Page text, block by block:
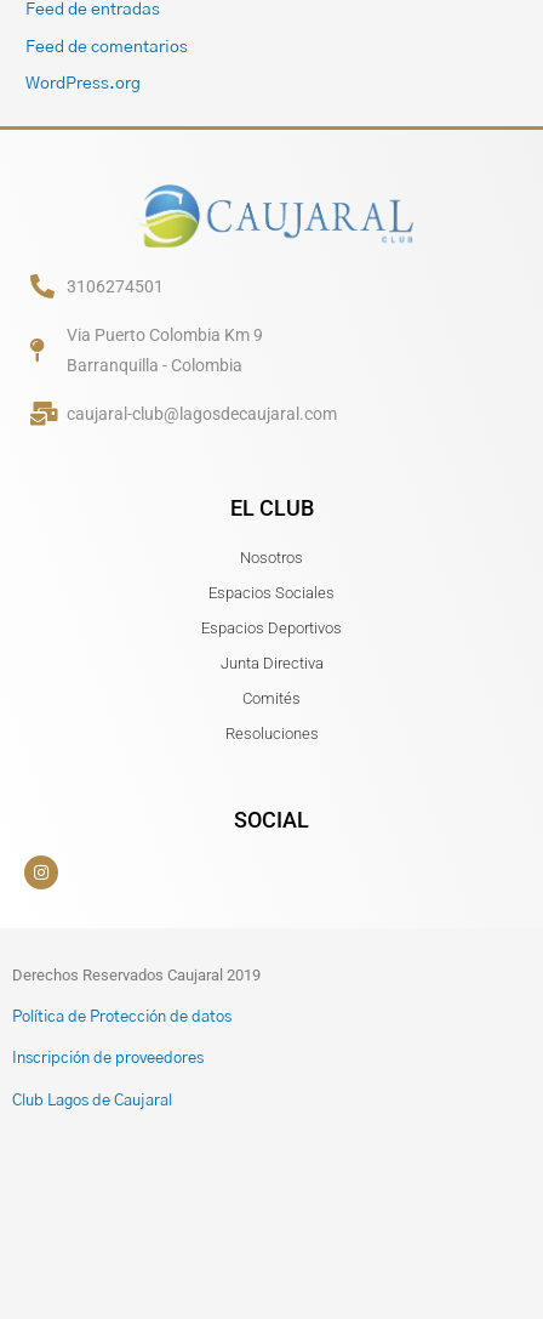
Feed de entradas
Feed de comentarios
WordPress.org
3106274501
Via Puerto Colombia Km 9
Barranquilla - Colombia
caujaral-club@lagosdecaujaral.com
EL CLUB
Nosotros
Espacios Sociales
Espacios Deportivos
Junta Directiva
Comités
Resoluciones
SOCIAL
Derechos Reservados Caujaral 2019
Política de Protección de datos
Inscripción de proveedores
Club Lagos de Caujaral